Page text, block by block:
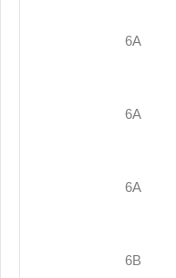
6A
6A
6A
6B